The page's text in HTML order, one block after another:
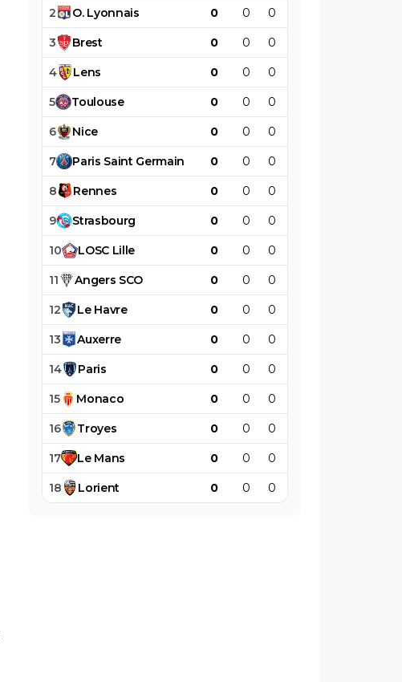
2 O. Lyonnais 0 0 0
3 Brest 0 0 0
4 Lens 0 0 0
5 Toulouse 0 0 0
6 Nice 0 0 0
7 Paris Saint Germain 0 0 0
8 Rennes 0 0 0
9 Strasbourg 0 0 0
10 LOSC Lille 0 0 0
11 Angers SCO 0 0 0
12 Le Havre 0 0 0
13 Auxerre 0 0 0
14 Paris 0 0 0
15 Monaco 0 0 0
16 Troyes 0 0 0
17 Le Mans 0 0 0
18 Lorient 0 0 0